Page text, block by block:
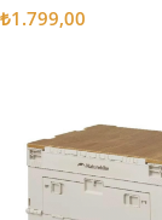
₺1.799,00